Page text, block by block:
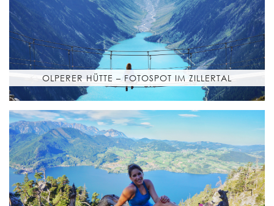
OLPERER HÜTTE – FOTOSPOT IM ZILLERTAL